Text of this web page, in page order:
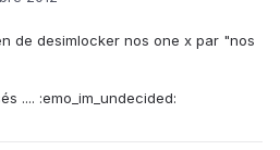
de desimlocker nos one x par "nos
.... :emo_im_undecided: